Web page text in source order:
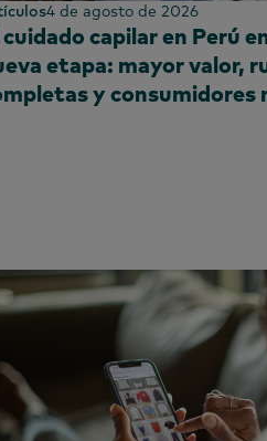
4 de agosto de 2026
cuidado capilar en Perú
etapa: mayor valor,
y consumidores